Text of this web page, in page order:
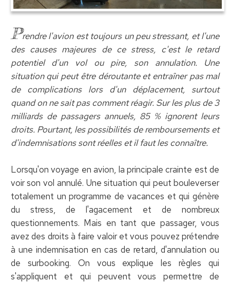
Prendre l'avion est toujours un peu stressant, et l'une
des causes majeures de ce stress, c'est le retard
potentiel d'un vol ou pire, son annulation. Une
situation qui peut être déroutante et entraîner pas mal
de complications lors d'un déplacement, surtout
quand on ne sait pas comment réagir. Sur les plus de 3
milliards de passagers annuels, 85 % ignorent leurs
droits. Pourtant, les possibilités de remboursements et
d'indemnisations sont réelles et il faut les connaître.
Lorsqu'on voyage en avion, la principale crainte est de
voir son vol annulé. Une situation qui peut bouleverser
totalement un programme de vacances et qui génère
du stress, de l'agacement et de nombreux
questionnements. Mais en tant que passager, vous
avez des droits à faire valoir et vous pouvez prétendre
à une indemnisation en cas de retard, d'annulation ou
de surbooking. On vous explique les règles qui
s'appliquent et qui peuvent vous permettre de